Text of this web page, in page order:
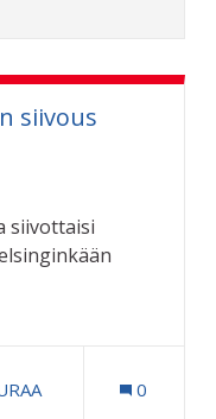
siivous
siivottaisi
0